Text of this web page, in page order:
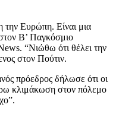
την Ευρώπη. Είναι μια
Β’ Παγκόσμιο
“Νιώθω ότι θέλει την
στον Πούτιν.
πρόεδρος δήλωσε ότι οι
κλιμάκωση στον πόλεμο